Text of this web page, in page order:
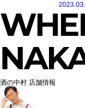
酒の中村 店舗情報